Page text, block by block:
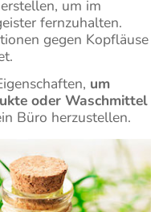
um im
fernzuhalten.
gegen Kopfläuse
um
oder Waschmittel
Büro herzustellen.